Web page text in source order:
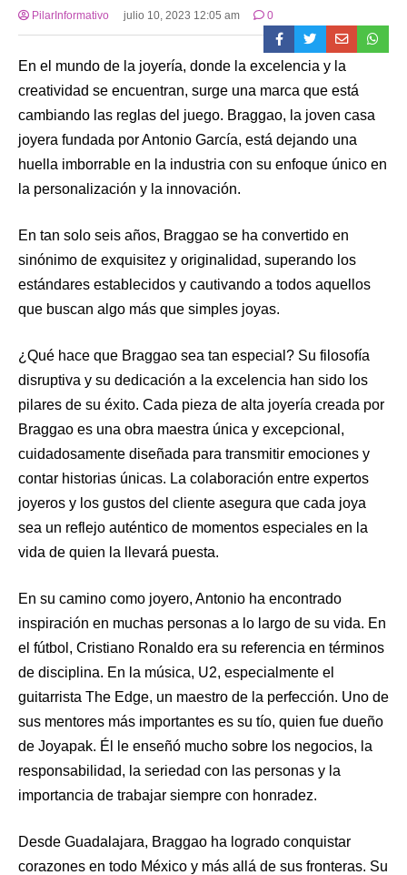
PilarInformativo julio 10, 2023 12:05 am 0
En el mundo de la joyería, donde la excelencia y la
creatividad se encuentran, surge una marca que está
cambiando las reglas del juego. Braggao, la joven casa
joyera fundada por Antonio García, está dejando una
huella imborrable en la industria con su enfoque único en
la personalización y la innovación.
En tan solo seis años, Braggao se ha convertido en
sinónimo de exquisitez y originalidad, superando los
estándares establecidos y cautivando a todos aquellos
que buscan algo más que simples joyas.
¿Qué hace que Braggao sea tan especial? Su filosofía
disruptiva y su dedicación a la excelencia han sido los
pilares de su éxito. Cada pieza de alta joyería creada por
Braggao es una obra maestra única y excepcional,
cuidadosamente diseñada para transmitir emociones y
contar historias únicas. La colaboración entre expertos
joyeros y los gustos del cliente asegura que cada joya
sea un reflejo auténtico de momentos especiales en la
vida de quien la llevará puesta.
En su camino como joyero, Antonio ha encontrado
inspiración en muchas personas a lo largo de su vida. En
el fútbol, Cristiano Ronaldo era su referencia en términos
de disciplina. En la música, U2, especialmente el
guitarrista The Edge, un maestro de la perfección. Uno de
sus mentores más importantes es su tío, quien fue dueño
de Joyapak. Él le enseñó mucho sobre los negocios, la
responsabilidad, la seriedad con las personas y la
importancia de trabajar siempre con honradez.
Desde Guadalajara, Braggao ha logrado conquistar
corazones en todo México y más allá de sus fronteras. Su